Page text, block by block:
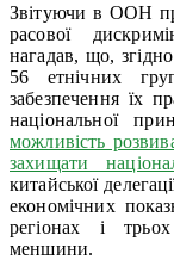
Звітуючи в ООН
расової
нагадав, що,
56 етнічних
забезпечення їх
національної
можливість
захищати
китайської
економічних
регіонах і
меншини.